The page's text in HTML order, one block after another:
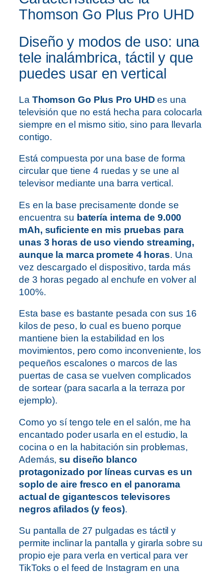
Thomson Go Plus Pro UHD
Diseño y modos de uso: una
tele inalámbrica, táctil y que
puedes usar en vertical
La Thomson Go Plus Pro UHD es una
televisión que no está hecha para colocarla
siempre en el mismo sitio, sino para llevarla
contigo.
Está compuesta por una base de forma
circular que tiene 4 ruedas y se une al
televisor mediante una barra vertical.
Es en la base precisamente donde se
encuentra su batería interna de 9.000
mAh, suficiente en mis pruebas para
unas 3 horas de uso viendo streaming,
aunque la marca promete 4 horas. Una
vez descargado el dispositivo, tarda más
de 3 horas pegado al enchufe en volver al
100%.
Esta base es bastante pesada con sus 16
kilos de peso, lo cual es bueno porque
mantiene bien la estabilidad en los
movimientos, pero como inconveniente, los
pequeños escalones o marcos de las
puertas de casa se vuelven complicados
de sortear (para sacarla a la terraza por
ejemplo).
Como yo sí tengo tele en el salón, me ha
encantado poder usarla en el estudio, la
cocina o en la habitación sin problemas,
Además,su diseño blanco
protagonizado por líneas curvas es un
soplo de aire fresco en el panorama
actual de gigantescos televisores
negros afilados (y feos).
Su pantalla de 27 pulgadas es táctil y
permite inclinar la pantalla y girarla sobre su
propio eje para verla en vertical para ver
TikToks o el feed de Instagram en una